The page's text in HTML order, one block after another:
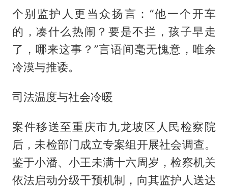
个别监护人更当众扬言：“他一个开车
的，凑什么热闹？要是不拦，孩子早走
了，哪来这事？”言语间毫无愧意，唯余
冷漠与推诿。
司法温度与社会冷暖
案件移送至重庆市九龙坡区人民检察院
后，未检部门成立专案组开展社会调查。
鉴于小潘、小王未满十六周岁，检察机关
依法启动分级干预机制，向其监护人送达